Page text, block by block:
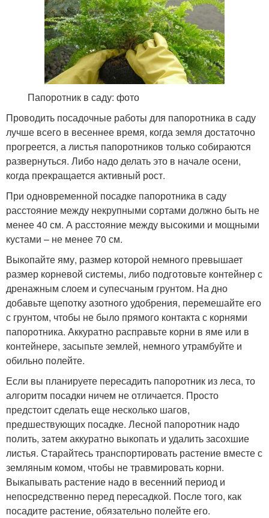
Папоротник в саду: фото
Проводить посадочные работы для папоротника в саду
лучше всего в весеннее время, когда земля достаточно
прогреется, а листья папоротников только собираются
развернуться. Либо надо делать это в начале осени,
когда прекращается активный рост.
При одновременной посадке папоротника в саду
расстояние между некрупными сортами должно быть не
менее 40 см. А расстояние между высокими и мощными
кустами – не менее 70 см.
Выкопайте яму, размер которой немного превышает
размер корневой системы, либо подготовьте контейнер с
дренажным слоем и супесчаным грунтом. На дно
добавьте щепотку азотного удобрения, перемешайте его
с грунтом, чтобы не было прямого контакта с корнями
папоротника. Аккуратно расправьте корни в яме или в
контейнере, засыпьте землей, немного утрамбуйте и
обильно полейте.
Если вы планируете пересадить папоротник из леса, то
алгоритм посадки ничем не отличается. Просто
предстоит сделать еще несколько шагов,
предшествующих посадке. Лесной папоротник надо
полить, затем аккуратно выкопать и удалить засохшие
листья. Старайтесь транспортировать растение вместе с
земляным комом, чтобы не травмировать корни.
Выкапывать растение надо в весенний период и
непосредственно перед пересадкой. После того, как
посадите растение, обязательно полейте его.